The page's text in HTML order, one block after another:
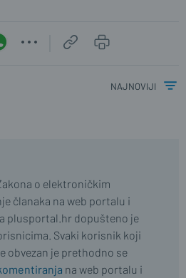
najnoviji
o elektroničkim
članaka na web portalu i
plusportal.hr dopušteno je
Svaki korisnik koji
obvezan je prethodno se
na web portalu i